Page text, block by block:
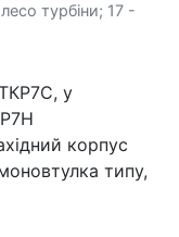
турбіни; 17 -
у
корпус
типу,